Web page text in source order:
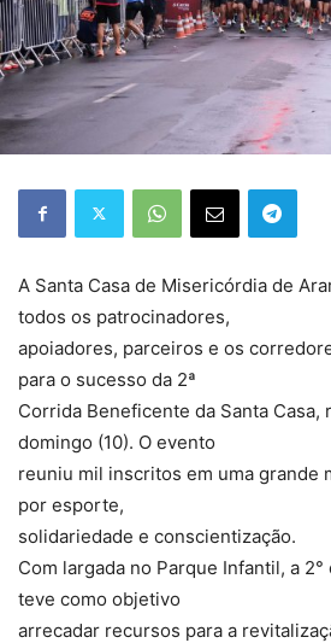
A Santa Casa de Misericórdia de
todos os patrocinadores,
apoiadores, parceiros e os
para o sucesso da 2ª
Corrida Beneficente da Santa Casa,
domingo (10). O evento
reuniu mil inscritos em uma grande
por esporte,
solidariedade e conscientização.
Com largada no Parque Infantil, a
teve como objetivo
arrecadar recursos para a